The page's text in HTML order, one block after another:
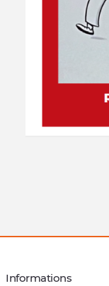
Informations